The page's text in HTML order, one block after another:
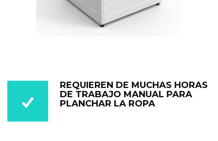
REQUIEREN DE MUCHAS HORAS
DE TRABAJO MANUAL PARA
PLANCHAR LA ROPA